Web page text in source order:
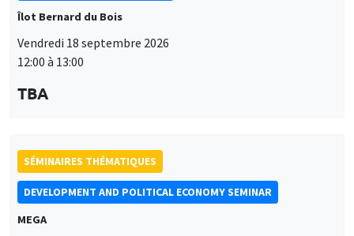
Îlot Bernard du Bois
Vendredi 18 septembre 2026
12:00 à 13:00
TBA
SÉMINAIRES THÉMATIQUES
DEVELOPMENT AND POLITICAL ECONOMY SEMINAR
MEGA